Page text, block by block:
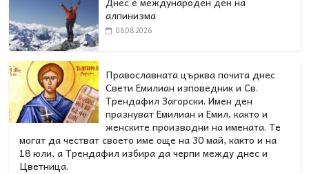
алпинизма
08.08.2026
Православната църква почита днес
Свети Емилиан изповедник и Св.
Трендафил Загорски. Имен ден
празнуват Емилиан и Емил, както и
женските производни на имената. Те
могат да честват своето име още на 30 май, както и на
18 юли, а Трендафил избира да черпи между днес и
Цветница.